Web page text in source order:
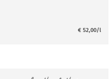
€ 52,00/l